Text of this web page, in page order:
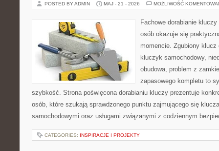
POSTED BY ADMIN MAJ - 21 - 2026 MOŻLIWOŚĆ
Fachowe dorabianie
osób okazuje się
momencie. Zgubiony
kluczyk samochodowy,
obudowa, problem z
zapasowego kompletu to
szybkość. Strona poświęcona dorabianiu kluczy prezentuje
osób, które szukają sprawdzonego punktu zajmującego się
samochodowymi oraz usługami związanymi z codziennym
CATEGORIES: INSPIRACJE I PROJEKTY